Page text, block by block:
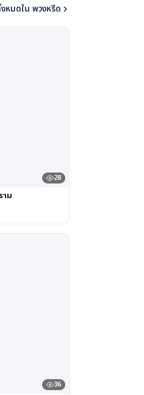
หมดใน พวงหรีด
28
ม
36